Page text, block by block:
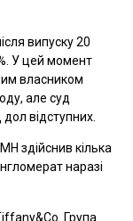
випуску 20
У цей момент
власником
але суд
відступних.
здійснив кілька
наразі
Група